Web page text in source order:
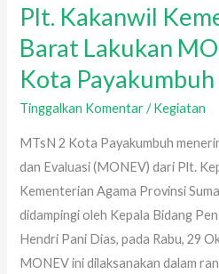
Plt. Kakanwil
Barat Lakukan
Kota Payakumbuh
Tinggalkan Komentar /Kegiatan
MTsN 2 Kota Payakumbuh
dan Evaluasi (MONEV) dari Plt.
Kementerian Agama Provinsi
didampingi oleh Kepala Bidang
Hendri Pani Dias, pada Rabu, 29
MONEV ini dilaksanakan dalam